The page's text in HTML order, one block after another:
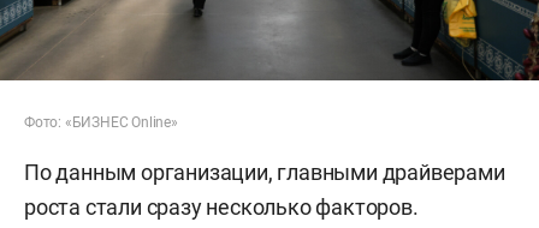
Фото: «БИЗНЕС Online»
По данным организации, главными драйверами
роста стали сразу несколько факторов.